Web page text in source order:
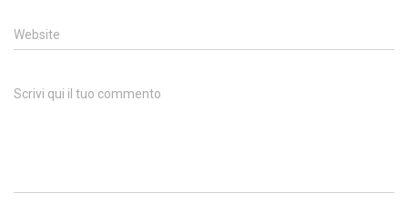
Website
Scrivi qui il tuo commento